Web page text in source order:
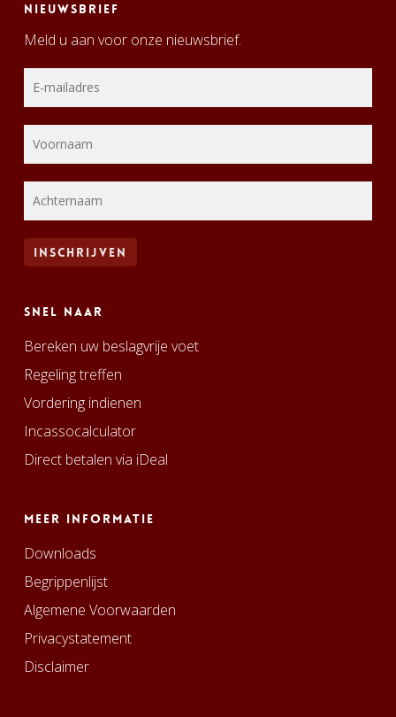
Nieuwsbrief
Meld u aan voor onze nieuwsbrief.
Snel naar
Bereken uw beslagvrije voet
Regeling treffen
Vordering indienen
Incassocalculator
Direct betalen via iDeal
Meer informatie
Downloads
Begrippenlijst
Algemene Voorwaarden
Privacystatement
Disclaimer